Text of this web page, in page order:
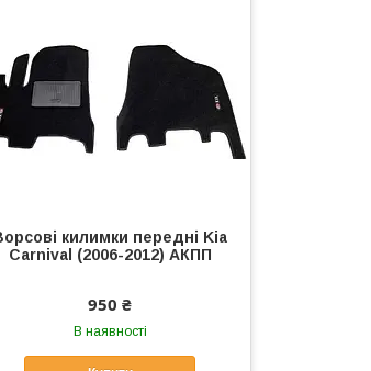
килимки передні Kia
Carnival (2006-2012) АКПП
950 ₴
В наявності